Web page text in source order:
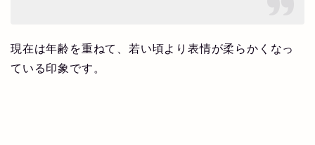
現在は年齢を重ねて、若い頃より表情が柔らかくなっ
ている印象です。